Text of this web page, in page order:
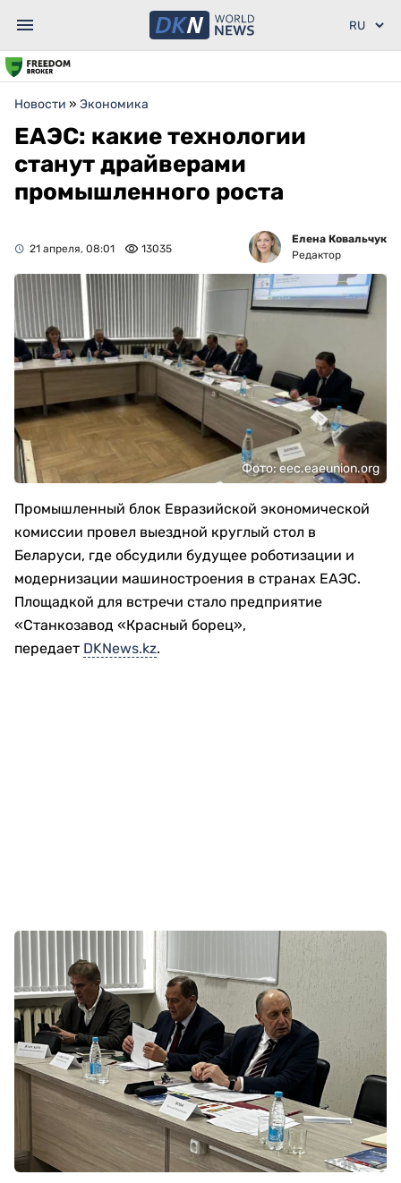
Новости » Экономика
ЕАЭС: какие технологии
станут драйверами
промышленного роста
21 апреля, 08:01 13035
Елена Ковальчук
Редактор
Фото: eec.eaeunion.org
Промышленный блок Евразийской экономической
комиссии провел выездной круглый стол в
Беларуси, где обсудили будущее роботизации и
модернизации машиностроения в странах ЕАЭС.
Площадкой для встречи стало предприятие
«Станкозавод «Красный борец»,
передает DKNews.kz.